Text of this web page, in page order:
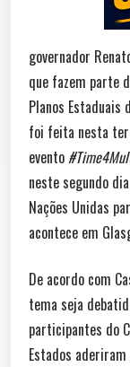
governador
que fazem parte
Planos Estaduais
foi feita nesta
evento
neste segundo
Nações Unidas
acontece em
De acordo com
tema seja
participantes do
Estados